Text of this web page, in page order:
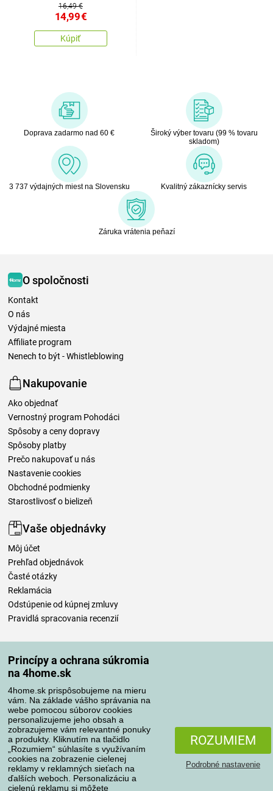
Princípy a ochrana súkromia
na 4home.sk
4home.sk prispôsobujeme na mieru
vám. Na základe vášho správania na
webe pomocou súborov cookies
personalizujeme jeho obsah a
zobrazujeme vám relevantné ponuky
a produkty. Kliknutím na tlačidlo
„Rozumiem“ súhlasíte s využívaním
cookies na zobrazenie cielenej
reklamy v reklamných sieťach na
ďalších weboch. Personalizáciu a
cielenú reklamu si môžete
ROZUMIEM
Podrobné nastavenie
16,49 €
14,99€
Kúpiť
Doprava zadarmo nad 60 €
Široký výber tovaru (99 % tovaru
skladom)
3 737 výdajných miest na Slovensku Kvalitný zákaznícky servis
Záruka vrátenia peňazí
O spoločnosti
Kontakt
O nás
Výdajné miesta
Affiliate program
Nenech to být - Whistleblowing
Nakupovanie
Ako objednať
Vernostný program Pohodáci
Spôsoby a ceny dopravy
Spôsoby platby
Prečo nakupovať u nás
Nastavenie cookies
Obchodné podmienky
Starostlivosť o bielizeň
Vaše objednávky
Môj účet
Prehľad objednávok
Časté otázky
Reklamácia
Odstúpenie od kúpnej zmluvy
Pravidlá spracovania recenzií
Spôsoby platby
Spoľahlivý obchod